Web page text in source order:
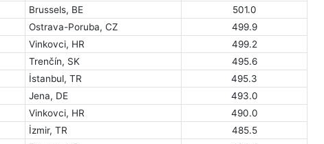
Brussels, BE
501.0
Ostrava-Poruba, CZ
499.9
Vinkovci, HR
499.2
Trenčín, SK
495.6
İstanbul, TR
495.3
Jena, DE
493.0
Vinkovci, HR
490.0
İzmir, TR
485.5